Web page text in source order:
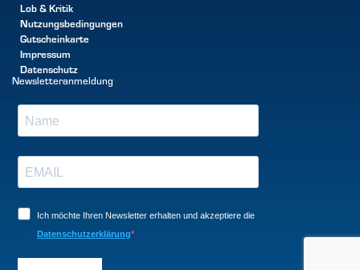
Lob & Kritik
Nutzungsbedingungen
Gutscheinkarte
Impressum
Datenschutz
Newsletteranmeldung
Ich möchte Ihren Newsletter erhalten und akzeptiere die
Datenschutzerklärung